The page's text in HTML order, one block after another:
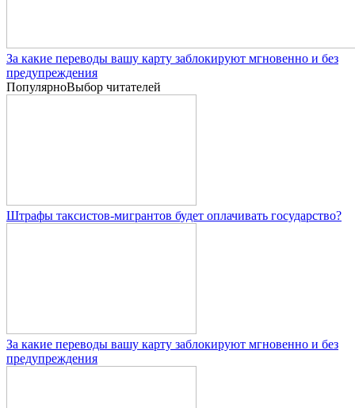
За какие переводы вашу карту заблокируют мгновенно и без
предупреждения
ПопулярноВыбор читателей
Штрафы таксистов-мигрантов будет оплачивать государство?
За какие переводы вашу карту заблокируют мгновенно и без
предупреждения